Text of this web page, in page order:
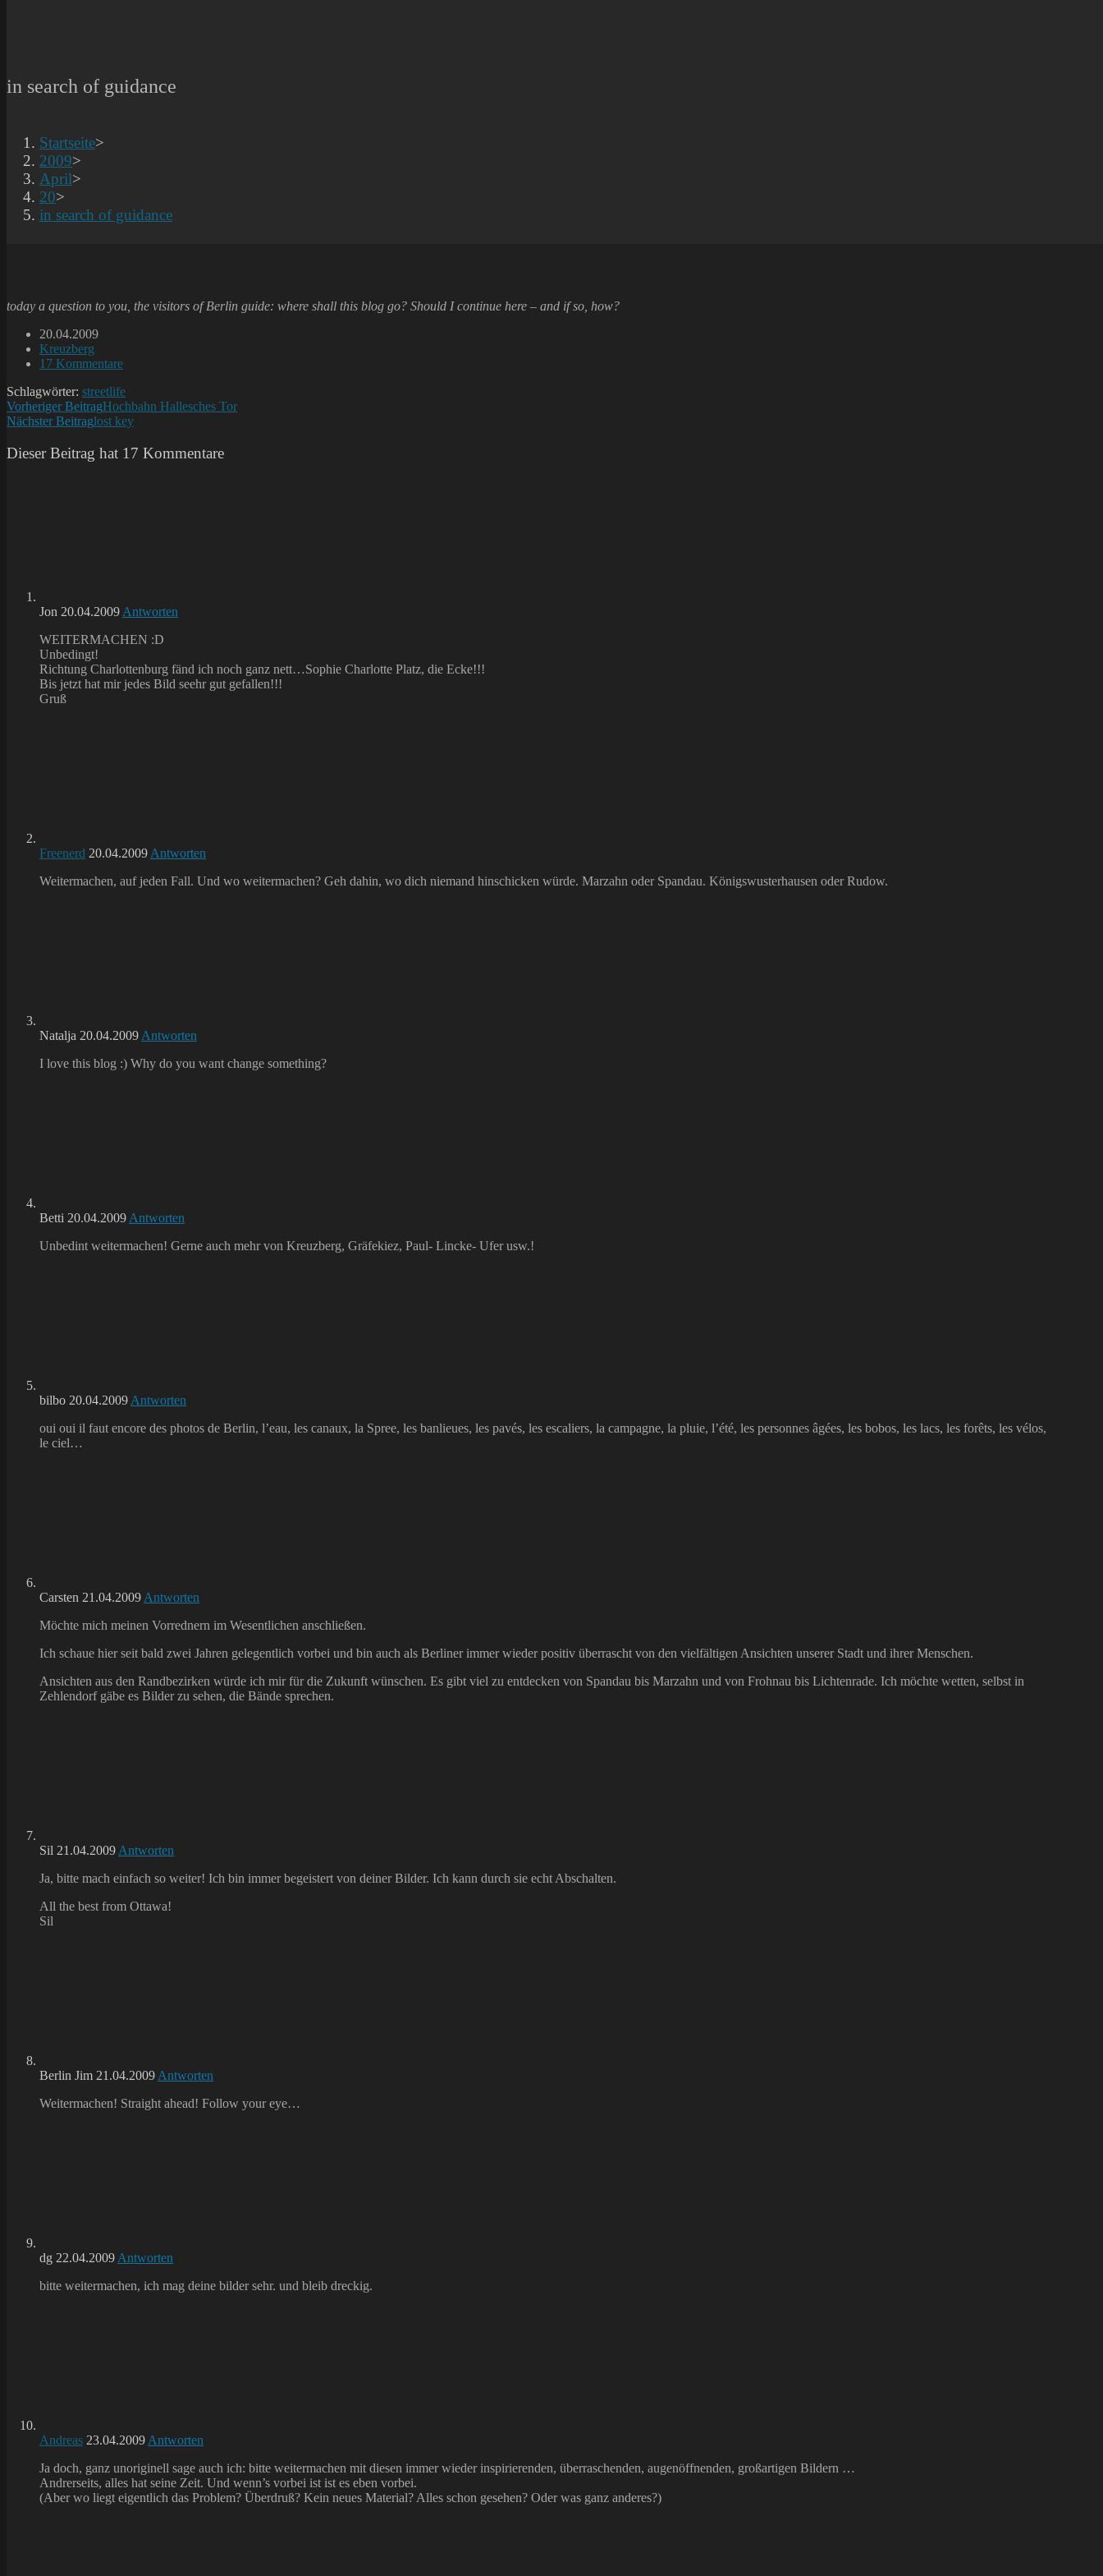
in search of guidance
Startseite>
2009>
April>
20>
in search of guidance
today a question to you, the visitors of Berlin guide: where shall this blog go? Should I continue here – and if so, how?
Beitrag
veröffentlicht:
20.04.2009
Beitrags-
Kategorie:
Kreuzberg
Beitrags-
17 Kommentare
Schlagwörter: streetlife
Weitere
Artikel
ansehen
Vorheriger BeitragHochbahn Hallesches Tor
Nächster Beitraglost key
Dieser Beitrag hat 17 Kommentare
Jon 20.04.2009 Antworten
WEITERMACHEN :D
Unbedingt!
Richtung Charlottenburg fänd ich noch ganz nett…Sophie Charlotte Platz, die Ecke!!!
Bis jetzt hat mir jedes Bild seehr gut gefallen!!!
Gruß
Freenerd 20.04.2009 Antworten
Weitermachen, auf jeden Fall. Und wo weitermachen? Geh dahin, wo dich niemand hinschicken würde. Marzahn oder Spandau. Königswusterhausen oder Rudow.
Natalja 20.04.2009 Antworten
I love this blog :) Why do you want change something?
Betti 20.04.2009 Antworten
Unbedint weitermachen! Gerne auch mehr von Kreuzberg, Gräfekiez, Paul- Lincke- Ufer usw.!
bilbo 20.04.2009 Antworten
oui oui il faut encore des photos de Berlin, l’eau, les canaux, la Spree, les banlieues, les pavés, les escaliers, la campagne, la pluie, l’été, les personnes âgées, les bobos, les lacs, les forêts, les vélos,
le ciel…
Carsten 21.04.2009 Antworten
Möchte mich meinen Vorrednern im Wesentlichen anschließen.
Ich schaue hier seit bald zwei Jahren gelegentlich vorbei und bin auch als Berliner immer wieder positiv überrascht von den vielfältigen Ansichten unserer Stadt und ihrer Menschen.
Ansichten aus den Randbezirken würde ich mir für die Zukunft wünschen. Es gibt viel zu entdecken von Spandau bis Marzahn und von Frohnau bis Lichtenrade. Ich möchte wetten, selbst in
Zehlendorf gäbe es Bilder zu sehen, die Bände sprechen.
Sil 21.04.2009 Antworten
Ja, bitte mach einfach so weiter! Ich bin immer begeistert von deiner Bilder. Ich kann durch sie echt Abschalten.
All the best from Ottawa!
Sil
Berlin Jim 21.04.2009 Antworten
Weitermachen! Straight ahead! Follow your eye…
dg 22.04.2009 Antworten
bitte weitermachen, ich mag deine bilder sehr. und bleib dreckig.
Andreas 23.04.2009 Antworten
Ja doch, ganz unoriginell sage auch ich: bitte weitermachen mit diesen immer wieder inspirierenden, überraschenden, augenöffnenden, großartigen Bildern …
Andrerseits, alles hat seine Zeit. Und wenn’s vorbei ist ist es eben vorbei.
(Aber wo liegt eigentlich das Problem? Überdruß? Kein neues Material? Alles schon gesehen? Oder was ganz anderes?)